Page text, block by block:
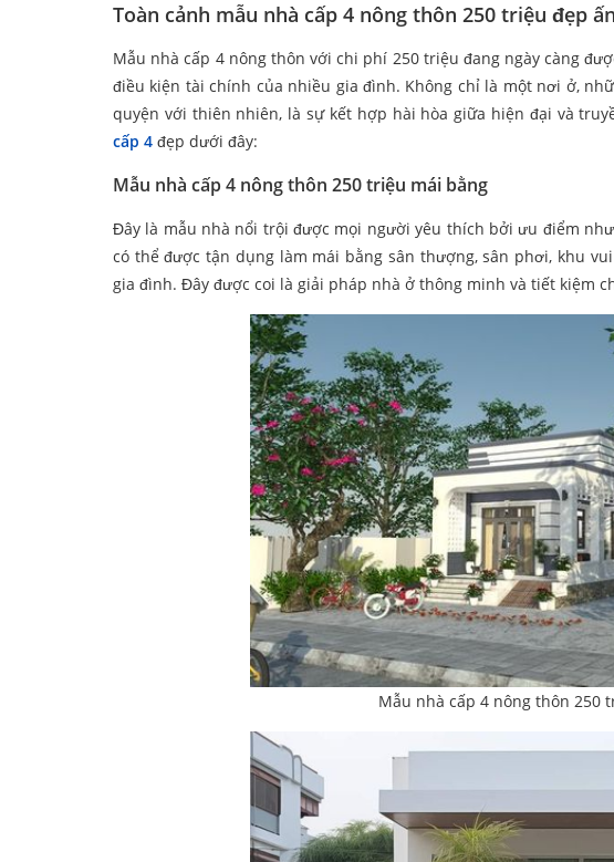
Toàn cảnh mẫu nhà cấp 4 nông thôn 250 triệu đẹp
Mẫu nhà cấp 4 nông thôn với chi phí 250 triệu đang ngày càng
điều kiện tài chính của nhiều gia đình. Không chỉ là một nơi ở,
quyện với thiên nhiên, là sự kết hợp hài hòa giữa hiện đại và
cấp 4 đẹp dưới đây:
Mẫu nhà cấp 4 nông thôn 250 triệu mái bằng
Đây là mẫu nhà nổi trội được mọi người yêu thích bởi ưu điểm
có thể được tận dụng làm mái bằng sân thượng, sân phơi, khu
gia đình. Đây được coi là giải pháp nhà ở thông minh và tiết kiệm
Mẫu nhà cấp 4 nông thôn 250